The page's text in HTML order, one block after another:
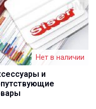
Нет в наличии
и